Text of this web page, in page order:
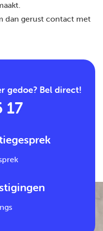
dan gerust contact met
gedoe? Bel direct!
17